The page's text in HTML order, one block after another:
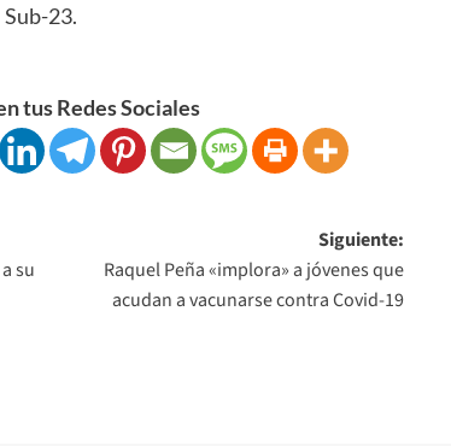
23.
tus Redes Sociales
su
Siguiente:
Raquel Peña «implora» a jóvenes que
acudan a vacunarse contra Covid-19